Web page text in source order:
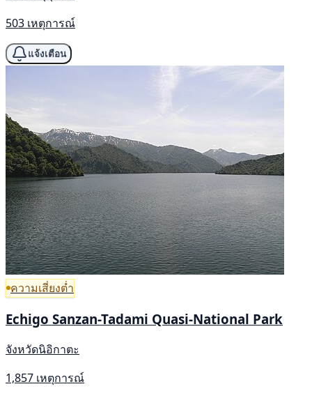
503 เหตุการณ์
แจ้งเตือน
ความเสี่ยงต่ำ
Echigo Sanzan-Tadami Quasi-National Park
จังหวัดนิอิกาตะ
1,857 เหตุการณ์